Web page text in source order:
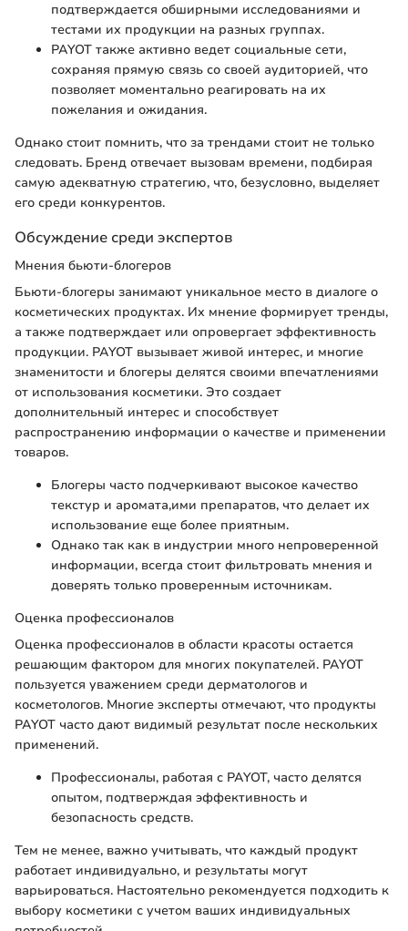
подтверждается обширными исследованиями и
тестами их продукции на разных группах.
PAYOT также активно ведет социальные сети,
сохраняя прямую связь со своей аудиторией, что
позволяет моментально реагировать на их
пожелания и ожидания.
Однако стоит помнить, что за трендами стоит не только
следовать. Бренд отвечает вызовам времени, подбирая
самую адекватную стратегию, что, безусловно, выделяет
его среди конкурентов.
Обсуждение среди экспертов
Мнения бьюти-блогеров
Бьюти-блогеры занимают уникальное место в диалоге о
косметических продуктах. Их мнение формирует тренды,
а также подтверждает или опровергает эффективность
продукции. PAYOT вызывает живой интерес, и многие
знаменитости и блогеры делятся своими впечатлениями
от использования косметики. Это создает
дополнительный интерес и способствует
распространению информации о качестве и применении
товаров.
Блогеры часто подчеркивают высокое качество
текстур и аромата,ими препаратов, что делает их
использование еще более приятным.
Однако так как в индустрии много непроверенной
информации, всегда стоит фильтровать мнения и
доверять только проверенным источникам.
Оценка профессионалов
Оценка профессионалов в области красоты остается
решающим фактором для многих покупателей. PAYOT
пользуется уважением среди дерматологов и
косметологов. Многие эксперты отмечают, что продукты
PAYOT часто дают видимый результат после нескольких
применений.
Профессионалы, работая с PAYOT, часто делятся
опытом, подтверждая эффективность и
безопасность средств.
Тем не менее, важно учитывать, что каждый продукт
работает индивидуально, и результаты могут
варьироваться. Настоятельно рекомендуется подходить к
выбору косметики с учетом ваших индивидуальных